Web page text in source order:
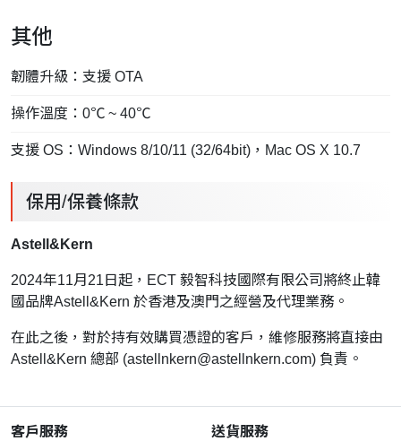
其他
韌體升級：支援 OTA
操作溫度：0℃ ~ 40℃
支援 OS：Windows 8/10/11 (32/64bit)，Mac OS X 10.7
保用/保養條款
Astell&Kern
2024年11月21日起，ECT 毅智科技國際有限公司將終止韓
國品牌Astell&Kern 於香港及澳門之經營及代理業務。
在此之後，對於持有效購買憑證的客戶，維修服務將直接由
Astell&Kern 總部 (astellnkern@astellnkern.com) 負責。
客戶服務 送貨服務